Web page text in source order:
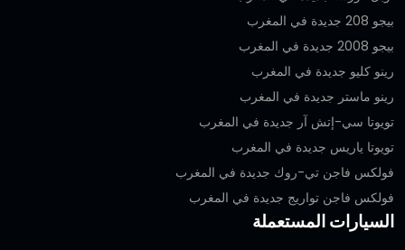
بيجو 208 جديدة في المغرب
بيجو 2008 جديدة في المغرب
رينو كليو جديدة في المغرب
رينو ماستر جديدة في المغرب
تويوتا سي-إتش آر جديدة في المغرب
تويوتا ياريس جديدة في المغرب
فولكس فاجن تي-روك جديدة في المغرب
فولكس فاجن تواريج جديدة في المغرب
السيارات المستعملة